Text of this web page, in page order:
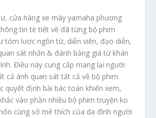
cửa hàng xe máy yamaha phương
tin tè tiết về đã từng bộ phim
tóm lược ngôn từ, diễn viên, đạo diễn,
sát nhấn & đánh bảng giá từ khán
Điều này cung cấp mang lại người
cả ánh quan sát tất cả về bộ phim
quyết định bài bác toán khiến xem,
vào phần nhiều bộ phim truyện ko
cùng sở mê thích của da đình người